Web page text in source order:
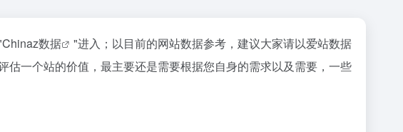
Chinaz数据
"进入；以目前的网站数据参考，建议大家请以爱站数据
一个站的价值，最主要还是需要根据您自身的需求以及需要，一些